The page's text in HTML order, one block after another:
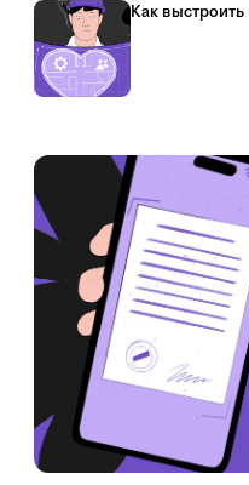
Как